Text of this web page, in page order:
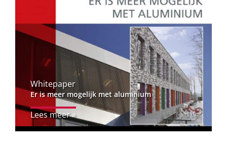
Whitepaper
Er is meer mogelijk met aluminium
Lees meer »